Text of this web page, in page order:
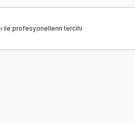
ile profesyonellerin tercihi